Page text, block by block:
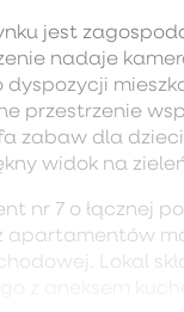
jest
nadaje
dyspozycji
przestrzenie
zabaw dla
widok na
nr 7 o łącznej
apartamentów
Lokal